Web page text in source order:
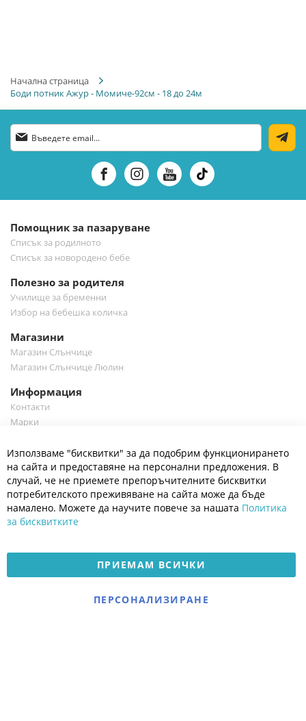
Начална страница
Боди потник Ажур - Момиче-92см - 18 до 24м
Абонирай
се
бюлетин:
Помощник за пазаруване
Списък за родилното
Списък за новородено бебе
Полезно за родителя
Училище за бременни
Избор на бебешка количка
Магазини
Магазин Слънчице
Магазин Слънчице Люлин
Информация
Контакти
Марки
Полезно
Общи условия
Политика за поверителност
Платформа за OPC
Доставка и плащане
Електронен магазин
разработен и поддържан
Използваме "бисквитки" за да подобрим функционирането
на сайта и предоставяне на персонални предложения. В
случай, че не приемете препоръчителните бисквитки
потребителското преживяване на сайта може да бъде
намалено. Можете да научите повече за нашата Политика
за бисквитките
ПРИЕМАМ ВСИЧКИ
ПЕРСОНАЛИЗИРАНЕ